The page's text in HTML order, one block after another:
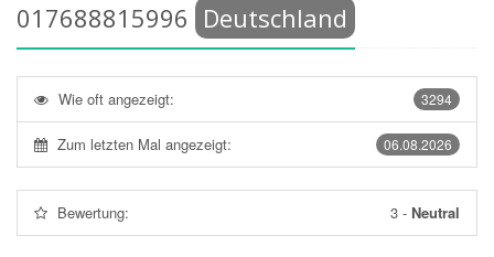
017688815996 Deutschland
3294
Wie oft angezeigt:
06.08.2026
Zum letzten Mal angezeigt:
Bewertung: 3 - Neutral